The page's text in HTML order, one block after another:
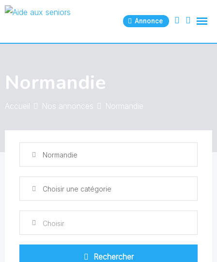
Skip
Annonce
Normandie
Accueil Nos annonces Normandie
Normandie
Choisir une catégorie
Choisir
Rechercher